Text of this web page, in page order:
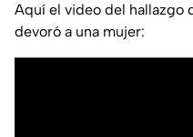
Aquí el video del hallazgo
devoró a una mujer: